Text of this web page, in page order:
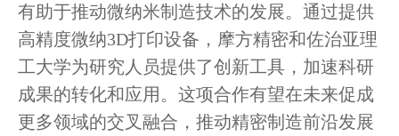
有助于推动微纳米制造技术的发展。通过提供
高精度微纳3D打印设备，摩方精密和佐治亚理
工大学为研究人员提供了创新工具，加速科研
成果的转化和应用。这项合作有望在未来促成
更多领域的交叉融合，推动精密制造前沿发展